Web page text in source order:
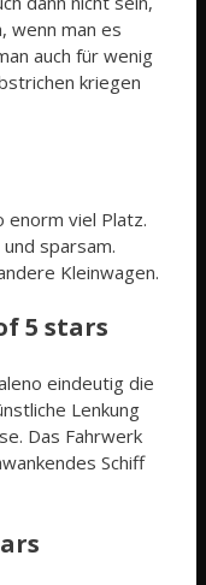
wenn man es
auch für wenig
kriegen
enorm viel Platz.
sparsam.
Kleinwagen.
eindeutig die
Lenkung
Das Fahrwerk
Schiff